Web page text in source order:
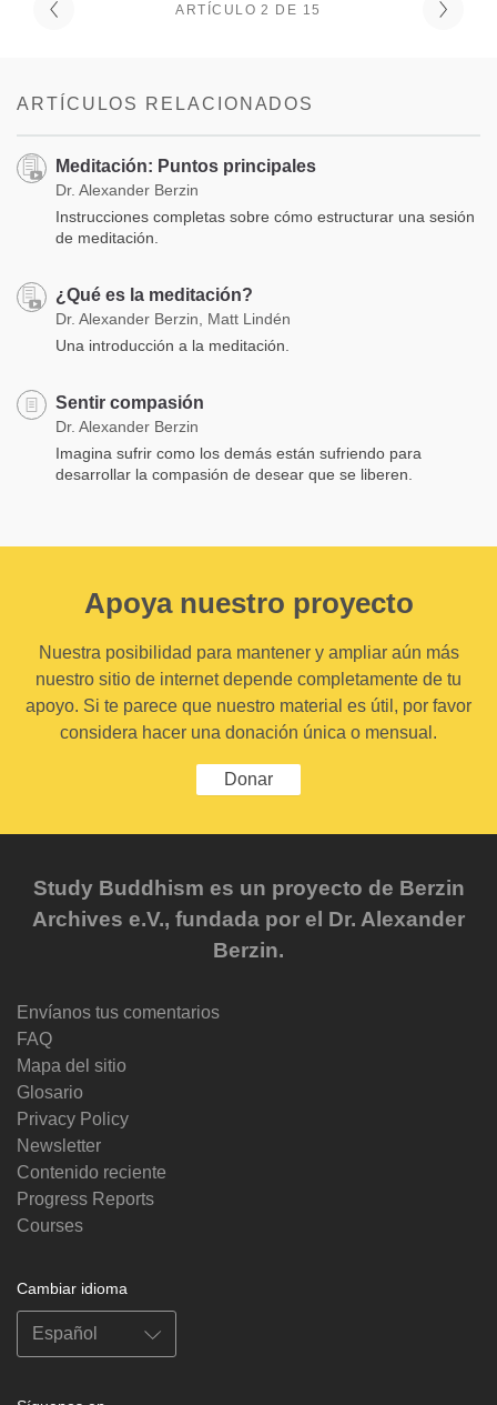
ARTÍCULO 2 DE 15
ARTÍCULOS RELACIONADOS
Meditación: Puntos principales
Dr. Alexander Berzin
Instrucciones completas sobre cómo estructurar una sesión
de meditación.
¿Qué es la meditación?
Dr. Alexander Berzin, Matt Lindén
Una introducción a la meditación.
Sentir compasión
Dr. Alexander Berzin
Imagina sufrir como los demás están sufriendo para
desarrollar la compasión de desear que se liberen.
Apoya nuestro proyecto
Nuestra posibilidad para mantener y ampliar aún más
nuestro sitio de internet depende completamente de tu
apoyo. Si te parece que nuestro material es útil, por favor
considera hacer una donación única o mensual.
Donar
Study Buddhism es un proyecto de Berzin
Archives e.V., fundada por el Dr. Alexander
Berzin.
Envíanos tus comentarios
FAQ
Mapa del sitio
Glosario
Privacy Policy
Newsletter
Contenido reciente
Progress Reports
Courses
Cambiar idioma